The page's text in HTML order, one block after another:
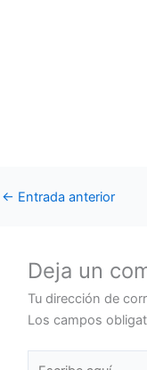
← Entrada anterior
Deja un
Tu dirección de
Los campos